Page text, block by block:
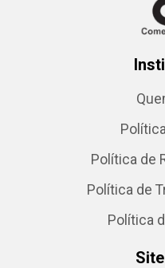
Política de
Política de
Política